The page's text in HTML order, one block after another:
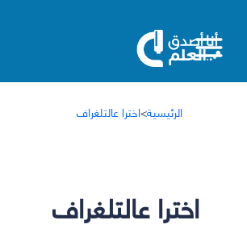
الرئيسية>اخترا عالتلغراف
اخترا عالتلغراف